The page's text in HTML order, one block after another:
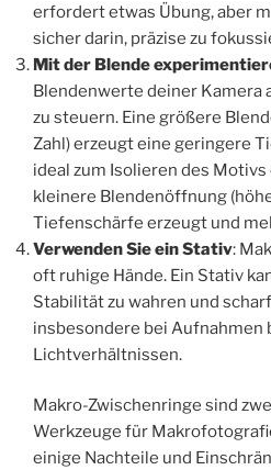
erfordert etwas Übung, aber
sicher darin, präzise zu
Mit der Blende
Blendenwerte deiner Kamera
zu steuern. Eine größere
Zahl) erzeugt eine geringere
ideal zum Isolieren des
kleinere Blendenöffnung
Tiefenschärfe erzeugt und
Verwenden Sie ein Stativ:
oft ruhige Hände. Ein Stativ
Stabilität zu wahren und
insbesondere bei Aufnahmen
Lichtverhältnissen.
Makro-Zwischenringe sind
Werkzeuge für
einige Nachteile und